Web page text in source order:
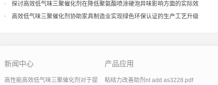
探讨高效低气味三聚催化剂在降低聚氨酯喷涂硬泡异味影响方面的实际效
果
高效低气味三聚催化剂协助家具制造业实现绿色环保认证的生产工艺升级
新闻中心
高性能高效低气味三聚催化剂对于提
产品应用
粘结力改善助剂nt add as3228.pdf